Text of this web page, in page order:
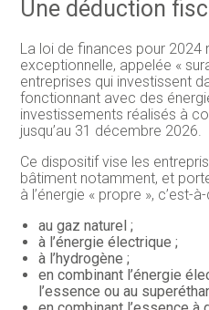
Une déduction
La loi de finances pour
exceptionnelle, appelée «
entreprises qui investissent
fonctionnant avec des
investissements réalisés à
jusqu’au 31 décembre 2026.
Ce dispositif vise les
bâtiment notamment, et
à l’énergie « propre », c’est-
au gaz naturel ;
à l’énergie électrique ;
à l’hydrogène ;
en combinant l’énergie
l’essence ou au